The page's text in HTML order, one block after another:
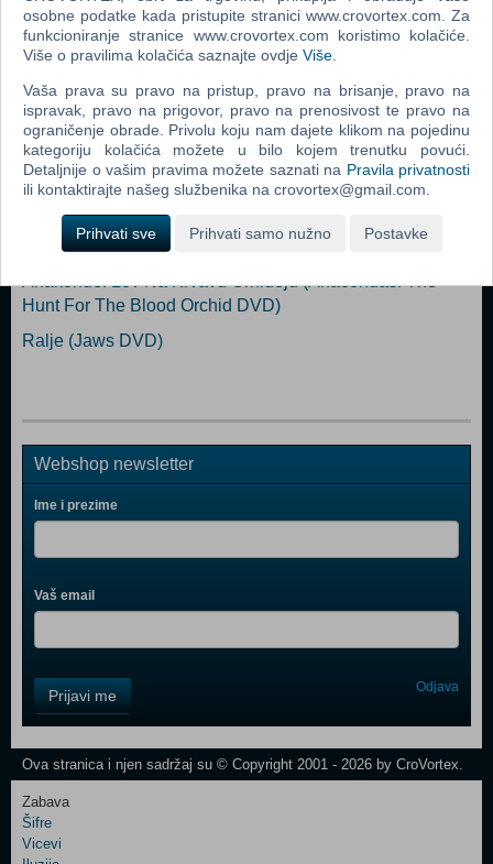
pravi Lutkar. Gl. uloge: Val Kilmer, Christian Slater, LL Cool J, Eion
Bailey Redatelj: Renny Harlin
Popularno
Grof Monte Kristo (The Count Of Monte Cristo DVD)
Suze Boga Sunca (Tears Of The Sun DVD)
Deseta Stepenica (Dragonfly DVD)
Staklena Kuća 2: Dobra Majka (Glass House 2 DVD)
Anakonde: Lov Na Krvavu Orhideju (Anacondas: The
Hunt For The Blood Orchid DVD)
Ralje (Jaws DVD)
Webshop newsletter
Ime i prezime
Vaš email
Field
One
Newsletter
Control
Field
Prijavi me Odjava
Ova stranica i njen sadržaj su © Copyright 2001 - 2026 by CroVortex.
Zabava
Šifre
Vicevi
osobne podatke kada pristupite stranici www.crovortex.com. Za
funkcioniranje stranice www.crovortex.com koristimo kolačiće.
Više o pravilima kolačića saznajte ovdje Više
Vaša prava su pravo na pristup, pravo na brisanje, pravo na
ispravak, pravo na prigovor, pravo na prenosivost te pravo na
ograničenje obrade. Privolu koju nam dajete klikom na pojedinu
kategoriju kolačića možete u bilo kojem trenutku povući.
Detaljnije o vašim pravima možete saznati na Pravila privatnosti
ili kontaktirajte našeg službenika na crovortex@gmail.com.
Prihvati sve Prihvati samo nužno Postavke